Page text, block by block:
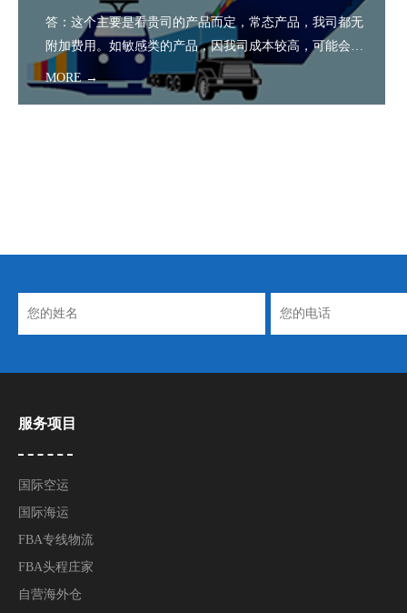
答：这个主要是看贵司的产品而定，常态产品，我司都无
附加费用。如敏感类的产品，因我司成本较高，可能会产
生一些附加 [&hellip;]...
MORE →
服务项目
国际空运
国际海运
FBA专线物流
FBA头程庄家
自营海外仓